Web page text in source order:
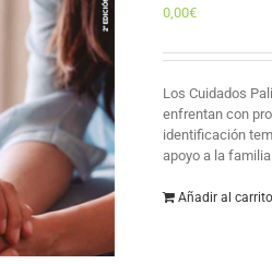
0,00€
Los Cuidados
enfrentan con
identificación
apoyo a la
Añadir al carrito